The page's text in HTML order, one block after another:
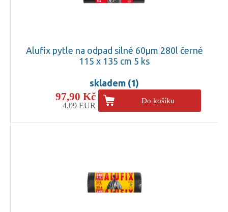
Alufix pytle na odpad silné 60µm 280l černé
115 x 135 cm 5 ks
skladem (1)
97,90 Kč
4,09 EUR
Do košíku